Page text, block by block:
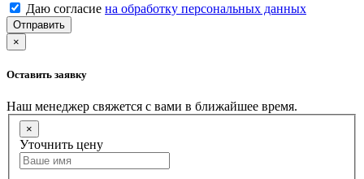
Даю согласие на обработку персональных данных
Отправить
×
Оставить заявку
Наш менеджер свяжется с вами в ближайшее время.
×
Уточнить цену